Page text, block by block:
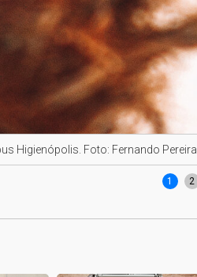
Higienópolis. Foto: Fernando Pereira.
1 2